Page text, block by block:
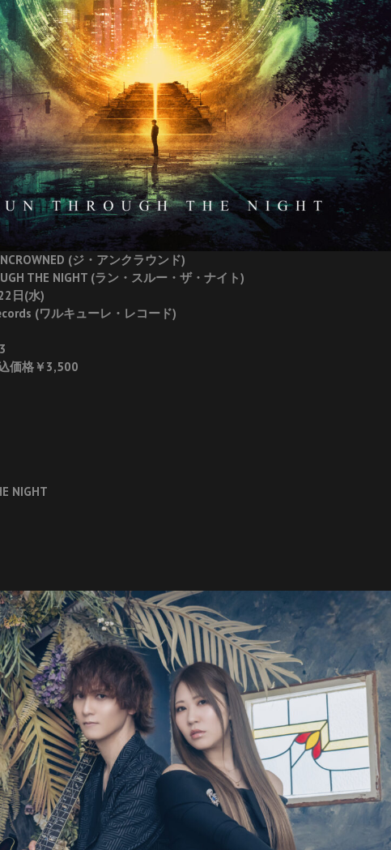
(ジ・アンクラウンド)
THE NIGHT (ラン・スルー・ザ・ナイト)
日(水)
(ワルキューレ・レコード)
価格￥3,500
NIGHT